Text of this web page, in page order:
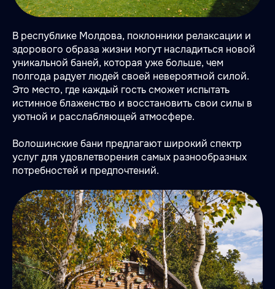
В республике Молдова, поклонники релаксации и
здорового образа жизни могут насладиться новой
уникальной баней, которая уже больше, чем
полгода радует людей своей невероятной силой.
Это место, где каждый гость сможет испытать
истинное блаженство и восстановить свои силы в
уютной и расслабляющей атмосфере.
Волошинские бани предлагают широкий спектр
услуг для удовлетворения самых разнообразных
потребностей и предпочтений.